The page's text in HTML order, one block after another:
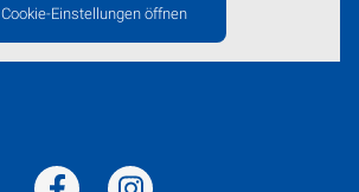
Cookie-Einstellungen öffnen